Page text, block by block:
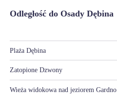
Odległość do Osady Dębina
Plaża Dębina
Zatopione Dzwony
Wieża widokowa nad jeziorem Gardno